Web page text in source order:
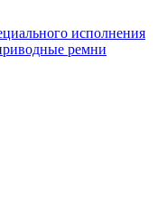
исполнения
ремни